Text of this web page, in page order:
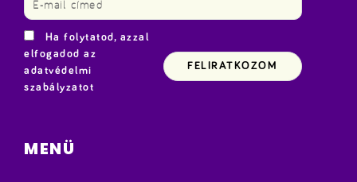
Ha folytatod, azzal
elfogadod az
adatvédelmi
szabályzatot
MENÜ